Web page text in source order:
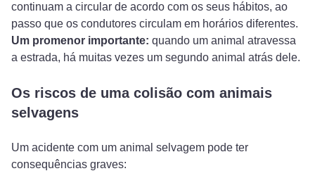
continuam a circular de acordo com os seus hábitos, ao
passo que os condutores circulam em horários diferentes.
Um promenor importante: quando um animal atravessa
a estrada, há muitas vezes um segundo animal atrás dele.
Os riscos de uma colisão com animais
selvagens
Um acidente com um animal selvagem pode ter
consequências graves: